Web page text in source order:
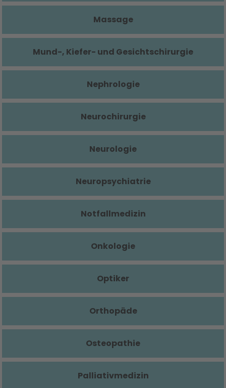
Massage
Mund-, Kiefer- und Gesichtschirurgie
Nephrologie
Neurochirurgie
Neurologie
Neuropsychiatrie
Notfallmedizin
Onkologie
Optiker
Orthopäde
Osteopathie
Palliativmedizin